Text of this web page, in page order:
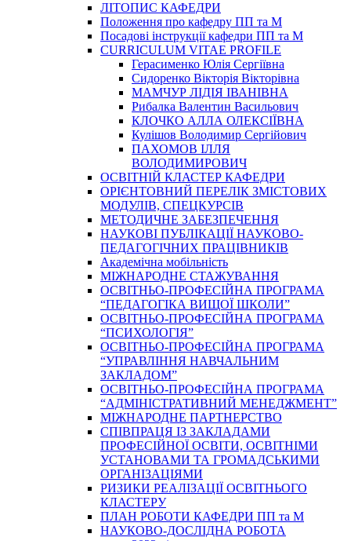
ЛІТОПИС КАФЕДРИ
Положення про кафедру ПП та М
Посадові інструкції кафедри ПП та М
CURRICULUM VITAE PROFILE
Герасименко Юлія Сергіївна
Сидоренко Вікторія Вікторівна
МАМЧУР ЛІДІЯ ІВАНІВНА
Рибалка Валентин Васильович
КЛОЧКО АЛЛА ОЛЕКСІЇВНА
Кулішов Володимир Сергійович
ПАХОМОВ ІЛЛЯ
ВОЛОДИМИРОВИЧ
ОСВІТНІЙ КЛАСТЕР КАФЕДРИ
ОРІЄНТОВНИЙ ПЕРЕЛІК ЗМІСТОВИХ
МОДУЛІВ, СПЕЦКУРСІВ
МЕТОДИЧНЕ ЗАБЕЗПЕЧЕННЯ
НАУКОВІ ПУБЛІКАЦІЇ НАУКОВО-
ПЕДАГОГІЧНИХ ПРАЦІВНИКІВ
Академічна мобільність
МІЖНАРОДНЕ СТАЖУВАННЯ
ОСВІТНЬО-ПРОФЕСІЙНА ПРОГРАМА
“ПЕДАГОГІКА ВИЩОЇ ШКОЛИ”
ОСВІТНЬО-ПРОФЕСІЙНА ПРОГРАМА
“ПСИХОЛОГІЯ”
ОСВІТНЬО-ПРОФЕСІЙНА ПРОГРАМА
“УПРАВЛІННЯ НАВЧАЛЬНИМ
ЗАКЛАДОМ”
ОСВІТНЬО-ПРОФЕСІЙНА ПРОГРАМА
“АДМІНІСТРАТИВНИЙ МЕНЕДЖМЕНТ”
МІЖНАРОДНЕ ПАРТНЕРСТВО
СПІВПРАЦЯ ІЗ ЗАКЛАДАМИ
ПРОФЕСІЙНОЇ ОСВІТИ, ОСВІТНІМИ
УСТАНОВАМИ ТА ГРОМАДСЬКИМИ
ОРГАНІЗАЦІЯМИ
РИЗИКИ РЕАЛІЗАЦІЇ ОСВІТНЬОГО
КЛАСТЕРУ
ПЛАН РОБОТИ КАФЕДРИ ПП та М
НАУКОВО-ДОСЛІДНА РОБОТА